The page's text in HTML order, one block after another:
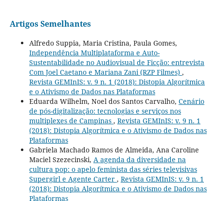
Artigos Semelhantes
Alfredo Suppia, Maria Cristina, Paula Gomes,
Independência Multiplataforma e Auto-
Sustentabilidade no Audiovisual de Ficção: entrevista
Com Joel Caetano e Mariana Zani (RZP Filmes) ,
Revista GEMInIS: v. 9 n. 1 (2018): Distopia Algorítmica
e o Ativismo de Dados nas Plataformas
Eduarda Wilhelm, Noel dos Santos Carvalho, Cenário
de pós-digitalização: tecnologias e serviços nos
multiplexes de Campinas , Revista GEMInIS: v. 9 n. 1
(2018): Distopia Algorítmica e o Ativismo de Dados nas
Plataformas
Gabriela Machado Ramos de Almeida, Ana Caroline
Maciel Szezecinski, A agenda da diversidade na
cultura pop: o apelo feminista das séries televisivas
Supergirl e Agente Carter , Revista GEMInIS: v. 9 n. 1
(2018): Distopia Algorítmica e o Ativismo de Dados nas
Plataformas